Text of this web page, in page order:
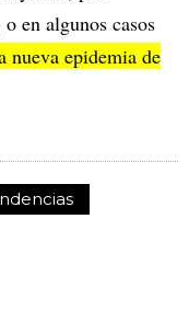
en algunos casos
nueva epidemia de